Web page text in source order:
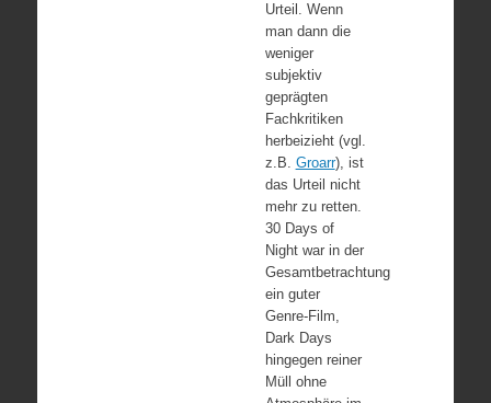
Urteil. Wenn
man dann die
weniger
subjektiv
geprägten
Fachkritiken
herbeizieht (vgl.
z.B. Groarr), ist
das Urteil nicht
mehr zu retten.
30 Days of
Night war in der
Gesamtbetrachtung
ein guter
Genre-Film,
Dark Days
hingegen reiner
Müll ohne